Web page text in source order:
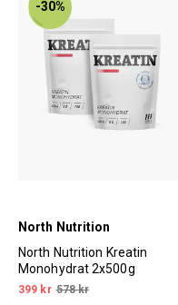
-30%
North Nutrition
North Nutrition Kreatin
Monohydrat 2x500g
399 kr 578 kr